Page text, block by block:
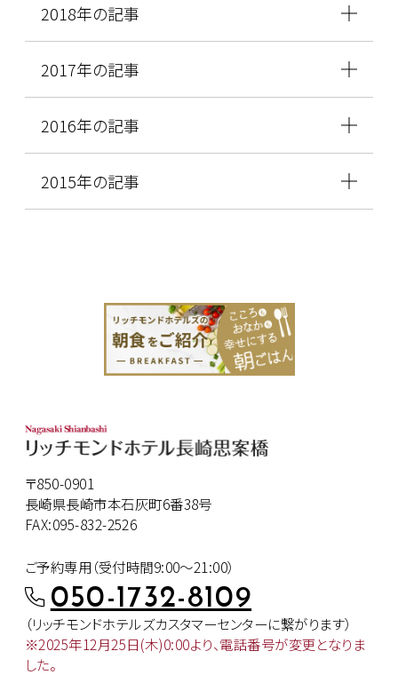
2018年の記事
2017年の記事
2016年の記事
2015年の記事
〒850-0901
長崎県長崎市本石灰町6番38号
FAX:095-832-2526
ご予約専用（受付時間9:00～21:00）
050-1732-8109
（リッチモンドホテルズカスタマーセンターに繋がります）
※2025年12月25日(木)0:00より、電話番号が変更となりま
した。